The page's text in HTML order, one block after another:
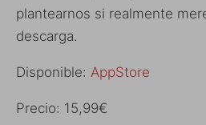
plantearnos si realmente
descarga.
Disponible: AppStore
Precio: 15,99€